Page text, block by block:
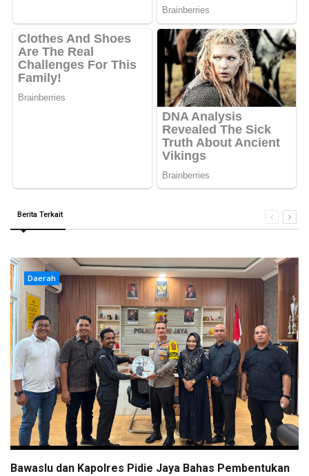
Berita Terkait
Daerah
Bawaslu dan Kapolres Pidie Jaya Bahas Pembentukan